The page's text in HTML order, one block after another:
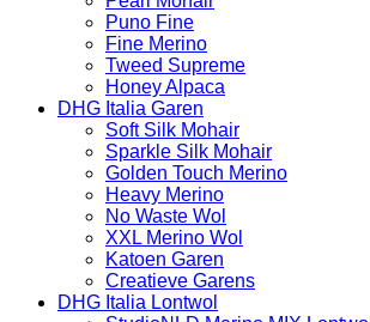
Puno Fine
Fine Merino
Tweed Supreme
Honey Alpaca
DHG Italia Garen
Soft Silk Mohair
Sparkle Silk Mohair
Golden Touch Merino
Heavy Merino
No Waste Wol
XXL Merino Wol
Katoen Garen
Creatieve Garens
DHG Italia Lontwol